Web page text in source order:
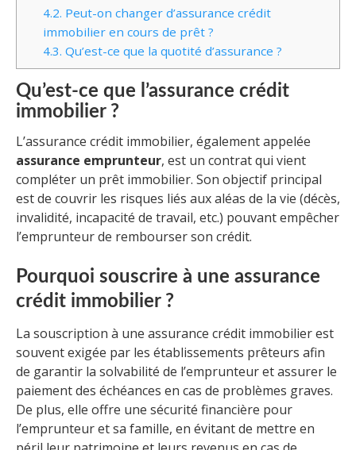
4.2. Peut-on changer d’assurance crédit
immobilier en cours de prêt ?
4.3. Qu’est-ce que la quotité d’assurance ?
Qu’est-ce que l’assurance crédit
immobilier ?
L’assurance crédit immobilier, également appelée
assurance emprunteur, est un contrat qui vient
compléter un prêt immobilier. Son objectif principal
est de couvrir les risques liés aux aléas de la vie (décès,
invalidité, incapacité de travail, etc.) pouvant empêcher
l’emprunteur de rembourser son crédit.
Pourquoi souscrire à une assurance
crédit immobilier ?
La souscription à une assurance crédit immobilier est
souvent exigée par les établissements prêteurs afin
de garantir la solvabilité de l’emprunteur et assurer le
paiement des échéances en cas de problèmes graves.
De plus, elle offre une sécurité financière pour
l’emprunteur et sa famille, en évitant de mettre en